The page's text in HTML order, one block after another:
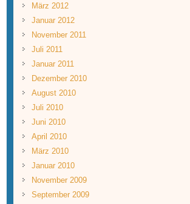
März 2012
Januar 2012
November 2011
Juli 2011
Januar 2011
Dezember 2010
August 2010
Juli 2010
Juni 2010
April 2010
März 2010
Januar 2010
November 2009
September 2009